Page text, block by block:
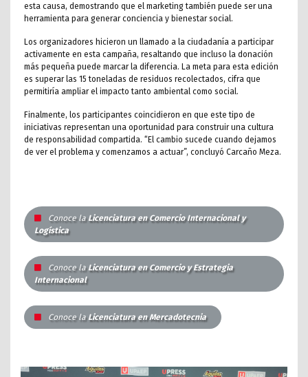
esta causa, demostrando que el marketing también puede ser una
herramienta para generar conciencia y bienestar social.
Los organizadores hicieron un llamado a la ciudadanía a participar
activamente en esta campaña, resaltando que incluso la donación
más pequeña puede marcar la diferencia. La meta para esta edición
es superar las 15 toneladas de residuos recolectados, cifra que
permitiría ampliar el impacto tanto ambiental como social.
Finalmente, los participantes coincidieron en que este tipo de
iniciativas representan una oportunidad para construir una cultura
de responsabilidad compartida. “El cambio sucede cuando dejamos
de ver el problema y comenzamos a actuar”, concluyó Carcaño Meza.
Conoce la Licenciatura en Comercio Internacional y
Logística
Conoce la Licenciatura en Comercio y Estrategia
Internacional
Conoce la Licenciatura en Mercadotecnia